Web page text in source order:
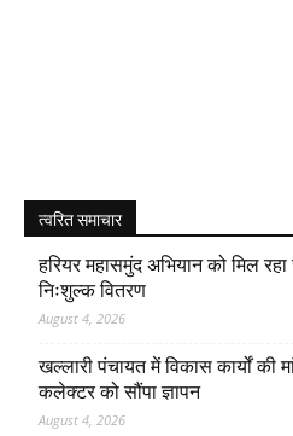
त्वरित समाचार
हरियर महासमुंद अभियान को मिल
निःशुल्क वितरण
August 4, 2026
खल्लारी पंचायत में विकास कार्यों की
कलेक्टर को सौंपा ज्ञापन
August 4, 2026